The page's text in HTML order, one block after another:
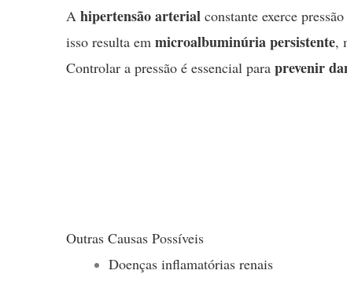
A hipertensão arterial constante exerce
isso resulta em microalbuminúria persistente,
Controlar a pressão é essencial para prevenir
Outras Causas Possíveis
Doenças inflamatórias renais